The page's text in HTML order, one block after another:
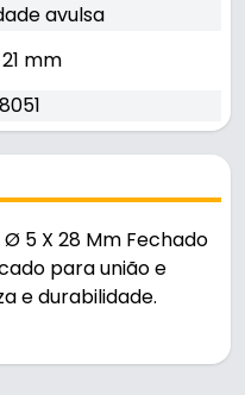
avulsa
mm
5 X 28 Mm Fechado
para união e
e durabilidade.